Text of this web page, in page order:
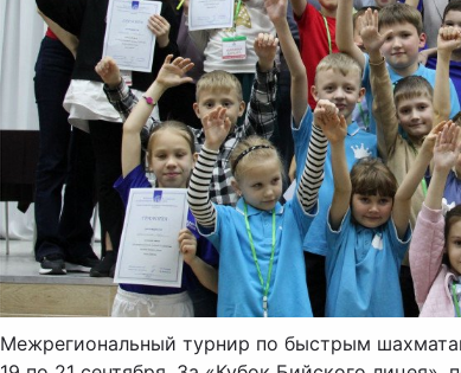
Межрегиональный турнир по быстрым